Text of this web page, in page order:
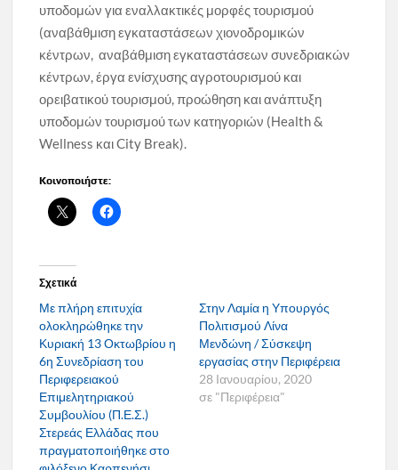
υποδομών για εναλλακτικές μορφές τουρισμού
(αναβάθμιση εγκαταστάσεων χιονοδρομικών
κέντρων, αναβάθμιση εγκαταστάσεων συνεδριακών
κέντρων, έργα ενίσχυσης αγροτουρισμού και
ορειβατικού τουρισμού, προώθηση και ανάπτυξη
υποδομών τουρισμού των κατηγοριών (Ηealth &
Wellness και City Break).
Κοινοποιήστε:
Σχετικά
Με πλήρη επιτυχία
ολοκληρώθηκε την
Κυριακή 13 Οκτωβρίου η
6η Συνεδρίαση του
Περιφερειακού
Επιμελητηριακού
Συμβουλίου (Π.Ε.Σ.)
Στερεάς Ελλάδας που
πραγματοποιήθηκε στο
Στην Λαμία η Υπουργός
Πολιτισμού Λίνα
Μενδώνη / Σύσκεψη
εργασίας στην Περιφέρεια
28 Ιανουαρίου, 2020
σε "Περιφέρεια"